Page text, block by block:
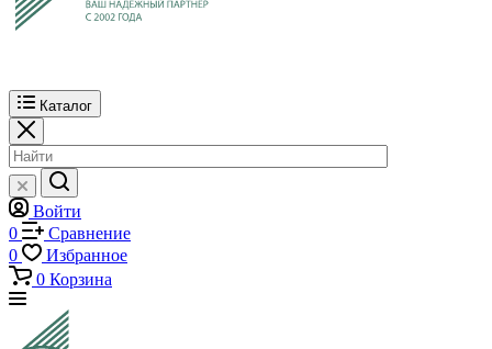
Каталог
Войти
0
Сравнение
0
Избранное
0 Корзина